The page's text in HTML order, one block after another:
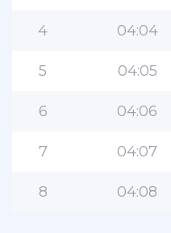
4 04:04
5 04:05
6 04:06
7 04:07
8 04:08